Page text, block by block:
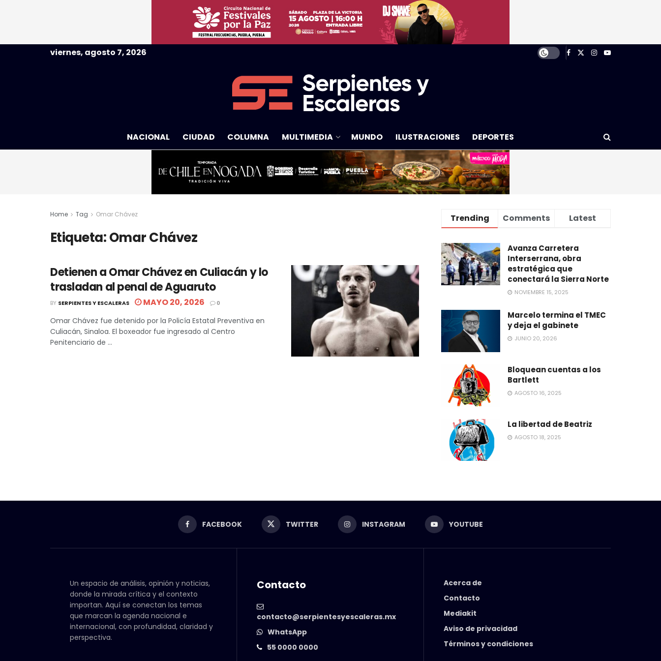
viernes, agosto 7, 2026
NACIONAL CIUDAD COLUMNA MULTIMEDIA MUNDO ILUSTRACIONES DEPORTES
Home Tag Omar Chávez
Etiqueta:Omar Chávez
Detienen a Omar Chávez en Culiacán y lo
trasladan al penal de Aguaruto
BY SERPIENTES Y ESCALERAS MAYO 20, 2026 0
Omar Chávez fue detenido por la Policía Estatal Preventiva en
Culiacán, Sinaloa. El boxeador fue ingresado al Centro
Penitenciario de ...
Trending Comments Latest
Avanza Carretera
Interserrana, obra
estratégica que
conectará la Sierra Norte
NOVIEMBRE 15, 2025
Marcelo termina el TMEC
y deja el gabinete
JUNIO 20, 2026
Bloquean cuentas a los
Bartlett
AGOSTO 16, 2025
La libertad de Beatriz
AGOSTO 18, 2025
FACEBOOK TWITTER INSTAGRAM YOUTUBE
Un espacio de análisis, opinión y noticias,
donde la mirada crítica y el contexto
importan. Aquí se conectan los temas
que marcan la agenda nacional e
internacional, con profundidad, claridad y
perspectiva.
Contacto
contacto@serpientesyescaleras.mx
WhatsApp
55 0000 0000
Acerca de
Contacto
Mediakit
Aviso de privacidad
Términos y condiciones